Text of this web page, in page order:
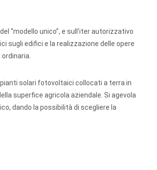
“modello unico”, e sull’iter autorizzativo
sugli edifici e la realizzazione delle opere
solari fotovoltaici collocati a terra in
superfice agricola aziendale. Si agevola
dando la possibilità di scegliere la